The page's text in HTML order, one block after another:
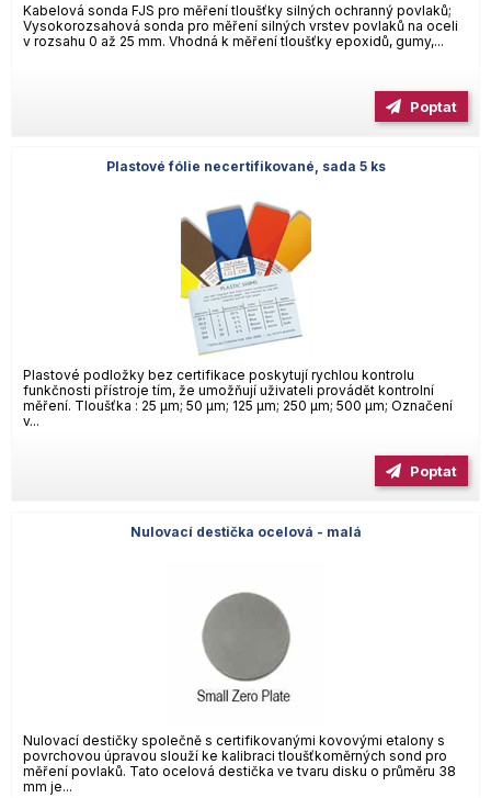
Kabelová sonda FJS pro měření tloušťky silných ochranný povlaků;
Vysokorozsahová sonda pro měření silných vrstev povlaků na oceli
v rozsahu 0 až 25 mm. Vhodná k měření tloušťky epoxidů, gumy,...
Poptat
Plastové fólie necertifikované, sada 5 ks
Plastové podložky bez certifikace poskytují rychlou kontrolu
funkčnosti přístroje tím, že umožňují uživateli provádět kontrolní
měření. Tloušťka : 25 µm; 50 µm; 125 µm; 250 µm; 500 µm; Označení
v...
Poptat
Nulovací destička ocelová - malá
Nulovací destičky společně s certifikovanými kovovými etalony s
povrchovou úpravou slouží ke kalibraci tloušťkoměrných sond pro
měření povlaků. Tato ocelová destička ve tvaru disku o průměru 38
mm je...